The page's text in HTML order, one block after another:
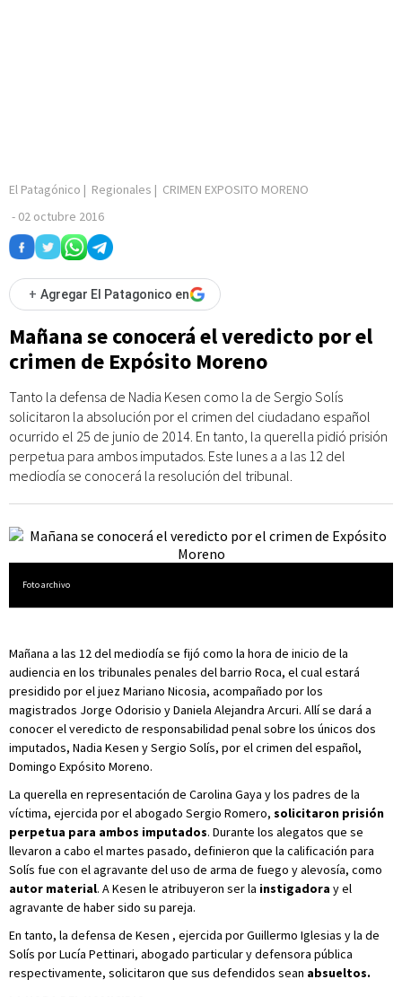
El Patagónico | Regionales | CRIMEN EXPOSITO MORENO
- 02 octubre 2016
+ Agregar El Patagonico en
Mañana se conocerá el veredicto por el
crimen de Expósito Moreno
Tanto la defensa de Nadia Kesen como la de Sergio Solís
solicitaron la absolución por el crimen del ciudadano español
ocurrido el 25 de junio de 2014. En tanto, la querella pidió prisión
perpetua para ambos imputados. Este lunes a a las 12 del
mediodía se conocerá la resolución del tribunal.
Foto archivo
Mañana a las 12 del mediodía se fijó como la hora de inicio de la
audiencia en los tribunales penales del barrio Roca, el cual estará
presidido por el juez Mariano Nicosia, acompañado por los
magistrados Jorge Odorisio y Daniela Alejandra Arcuri. Allí se dará a
conocer el veredicto de responsabilidad penal sobre los únicos dos
imputados, Nadia Kesen y Sergio Solís, por el crimen del español,
Domingo Expósito Moreno.
La querella en representación de Carolina Gaya y los padres de la
víctima, ejercida por el abogado Sergio Romero, solicitaron prisión
perpetua para ambos imputados. Durante los alegatos que se
llevaron a cabo el martes pasado, definieron que la calificación para
Solís fue con el agravante del uso de arma de fuego y alevosía, como
autor material. A Kesen le atribuyeron ser la instigadora y el
agravante de haber sido su pareja.
En tanto, la defensa de Kesen , ejercida por Guillermo Iglesias y la de
Solís por Lucía Pettinari, abogado particular y defensora pública
respectivamente, solicitaron que sus defendidos sean absueltos.